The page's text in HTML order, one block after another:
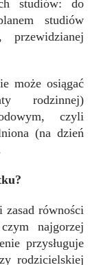
studiów: do
studiów
przewidzianej
może osiągać
rodzinnej)
czyli
(na dzień
zasad równości
najgorzej
przysługuje
rodzicielskiej